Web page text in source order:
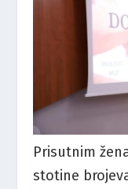
Prisutnim
stotine